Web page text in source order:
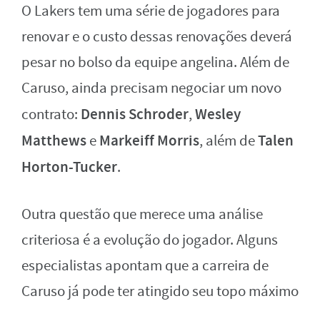
O Lakers tem uma série de jogadores para
renovar e o custo dessas renovações deverá
pesar no bolso da equipe angelina. Além de
Caruso, ainda precisam negociar um novo
contrato: Dennis Schroder,Wesley
MatthewseMarkeiff Morris, além deTalen
Horton-Tucker.
Outra questão que merece uma análise
criteriosa é a evolução do jogador. Alguns
especialistas apontam que a carreira de
Caruso já pode ter atingido seu topo máximo